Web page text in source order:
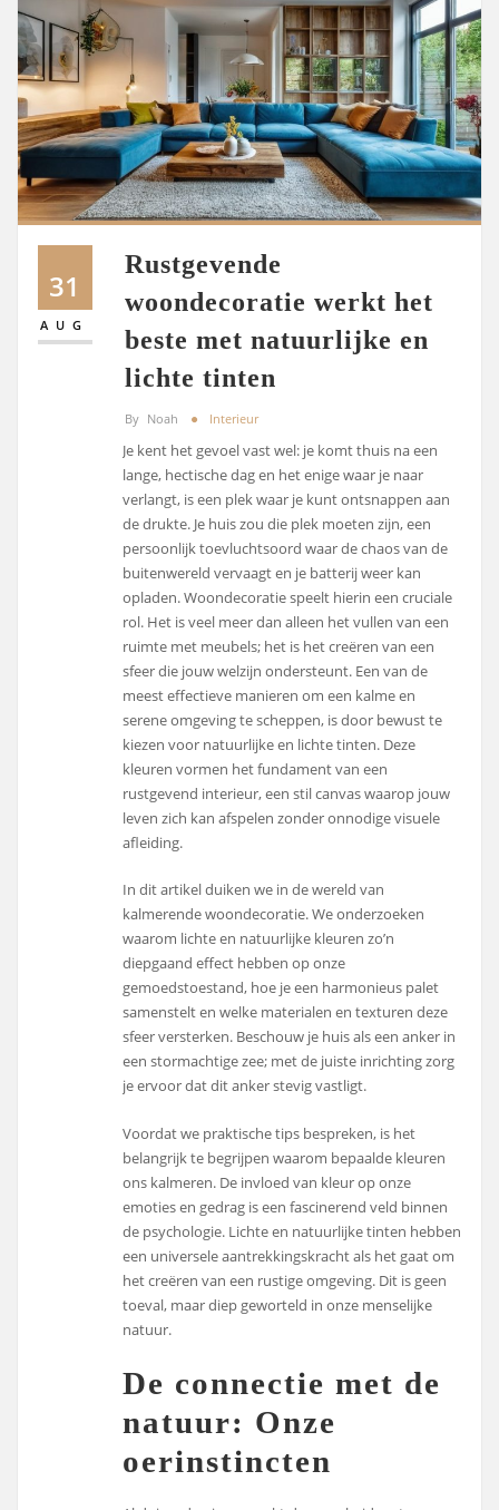
31
AUG
Rustgevende
woondecoratie werkt het
beste met natuurlijke en
lichte tinten
By Noah Interieur
Je kent het gevoel vast wel: je komt thuis na een
lange, hectische dag en het enige waar je naar
verlangt, is een plek waar je kunt ontsnappen aan
de drukte. Je huis zou die plek moeten zijn, een
persoonlijk toevluchtsoord waar de chaos van de
buitenwereld vervaagt en je batterij weer kan
opladen. Woondecoratie speelt hierin een cruciale
rol. Het is veel meer dan alleen het vullen van een
ruimte met meubels; het is het creëren van een
sfeer die jouw welzijn ondersteunt. Een van de
meest effectieve manieren om een kalme en
serene omgeving te scheppen, is door bewust te
kiezen voor natuurlijke en lichte tinten. Deze
kleuren vormen het fundament van een
rustgevend interieur, een stil canvas waarop jouw
leven zich kan afspelen zonder onnodige visuele
afleiding.
In dit artikel duiken we in de wereld van
kalmerende woondecoratie. We onderzoeken
waarom lichte en natuurlijke kleuren zo’n
diepgaand effect hebben op onze
gemoedstoestand, hoe je een harmonieus palet
samenstelt en welke materialen en texturen deze
sfeer versterken. Beschouw je huis als een anker in
een stormachtige zee; met de juiste inrichting zorg
je ervoor dat dit anker stevig vastligt.
Voordat we praktische tips bespreken, is het
belangrijk te begrijpen waarom bepaalde kleuren
ons kalmeren. De invloed van kleur op onze
emoties en gedrag is een fascinerend veld binnen
de psychologie. Lichte en natuurlijke tinten hebben
een universele aantrekkingskracht als het gaat om
het creëren van een rustige omgeving. Dit is geen
toeval, maar diep geworteld in onze menselijke
natuur.
De connectie met de
natuur: Onze
oerinstincten